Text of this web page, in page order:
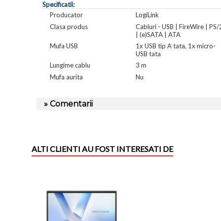
Specificatii:
Producator
LogiLink
Clasa produs
Cabluri - USB | FireWire | PS/
| (e)SATA | ATA
Mufa USB
1x USB tip A tata, 1x micro-
USB tata
Lungime cablu
3 m
Mufa aurita
Nu
» Comentarii
ALTI CLIENTI AU FOST INTERESATI DE